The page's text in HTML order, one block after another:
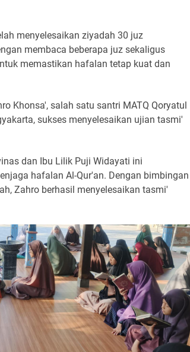
menyelesaikan ziyadah 30 juz
membaca beberapa juz sekaligus
memastikan hafalan tetap kuat dan
Khonsa', salah satu santri MATQ Qoryatul
sukses menyelesaikan ujian tasmi'
dan Ibu Lilik Puji Widayati ini
hafalan Al-Qur'an. Dengan bimbingan
Zahro berhasil menyelesaikan tasmi'